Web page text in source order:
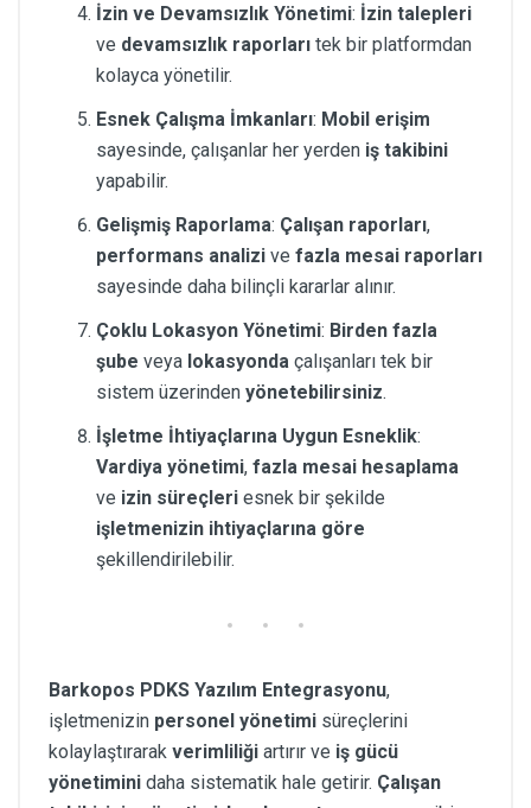
İzin ve Devamsızlık Yönetimi: İzin talepleri
ve devamsızlık raporları tek bir platformdan
kolayca yönetilir.
Esnek Çalışma İmkanları: Mobil erişim
sayesinde, çalışanlar her yerden iş takibini
yapabilir.
Gelişmiş Raporlama: Çalışan raporları,
performans analizi ve fazla mesai raporları
sayesinde daha bilinçli kararlar alınır.
Çoklu Lokasyon Yönetimi: Birden fazla
şube veya lokasyonda çalışanları tek bir
sistem üzerinden yönetebilirsiniz.
İşletme İhtiyaçlarına Uygun Esneklik:
Vardiya yönetimi, fazla mesai hesaplama
ve izin süreçleri esnek bir şekilde
işletmenizin ihtiyaçlarına göre
şekillendirilebilir.
Barkopos PDKS Yazılım Entegrasyonu,
işletmenizin personel yönetimi süreçlerini
kolaylaştırarak verimliliği artırır ve iş gücü
yönetimini daha sistematik hale getirir. Çalışan